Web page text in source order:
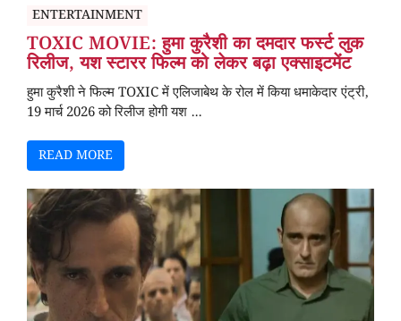
ENTERTAINMENT
TOXIC MOVIE: हुमा कुरैशी का दमदार फर्स्ट लुक
रिलीज, यश स्टारर फिल्म को लेकर बढ़ा एक्साइटमेंट
हुमा कुरैशी ने फिल्म TOXIC में एलिजाबेथ के रोल में किया धमाकेदार एंट्री,
19 मार्च 2026 को रिलीज होगी यश ...
READ MORE